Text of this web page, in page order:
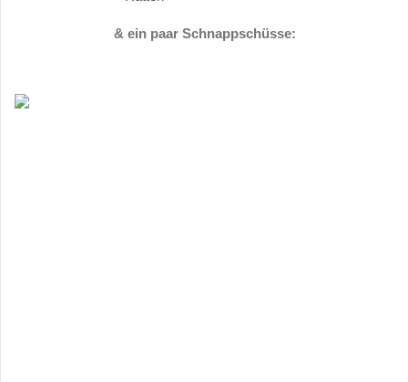
& ein paar Schnappschüsse: